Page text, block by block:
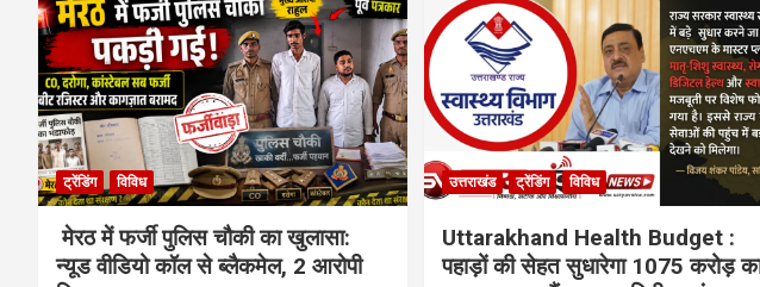
ट्रेंडिंग विविध
मेरठ में फर्जी पुलिस चौकी का खुलासा:
न्यूड वीडियो कॉल से ब्लैकमेल, 2 आरोपी
उत्तराखंड ट्रेंडिंग विविध
Uttarakhand Health Budget :
पहाड़ों की सेहत सुधारेगा 1075 करोड़